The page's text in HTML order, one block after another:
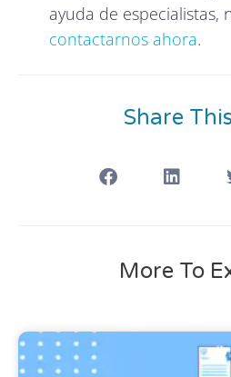
ayuda de especialistas,
contactarnos ahora.
Share
More To